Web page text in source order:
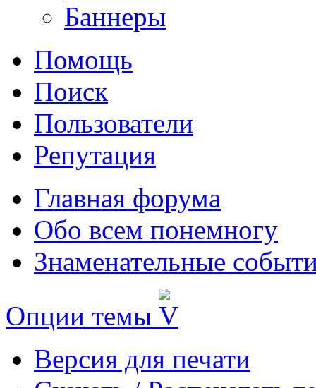
Баннеры
Помощь
Поиск
Пользователи
Репутация
Главная форума
Обо всем понемногу
Знаменательные
Опции темы
Версия для печати